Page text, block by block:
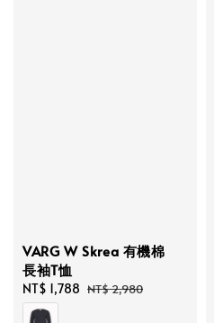
VARG W Skrea 有機棉
長袖T恤
Sale
price
NT$ 1,788 Regular
NT$ 2,980